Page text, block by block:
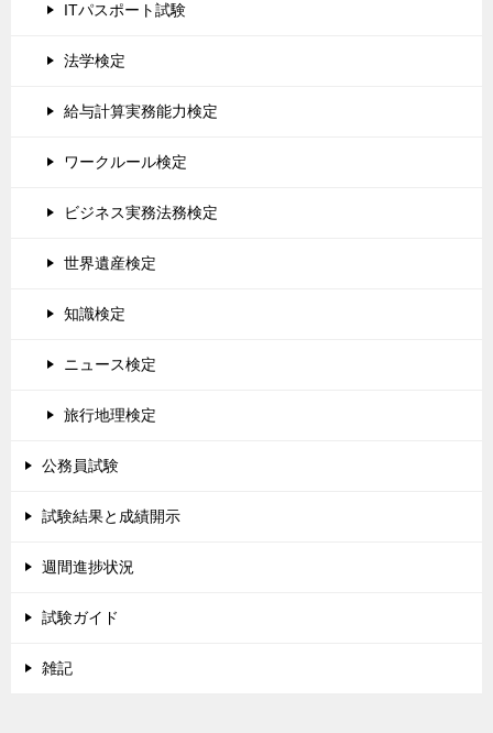
ITパスポート試験
法学検定
給与計算実務能力検定
ワークルール検定
ビジネス実務法務検定
世界遺産検定
知識検定
ニュース検定
旅行地理検定
公務員試験
試験結果と成績開示
週間進捗状況
試験ガイド
雑記